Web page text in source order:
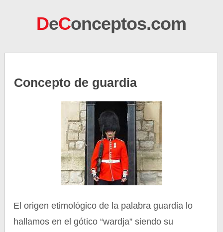
DeConceptos.com
Concepto de guardia
El origen etimológico de la palabra guardia lo
hallamos en el gótico “wardja” siendo su